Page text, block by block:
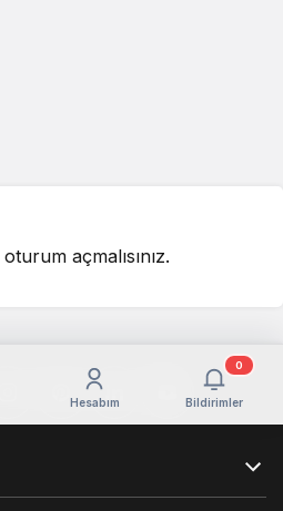
oturum açmalısınız.
Hesabım Bildirimler
0